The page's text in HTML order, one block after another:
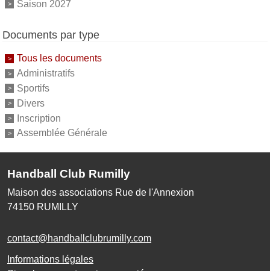
Saison 2027
Documents par type
Tous les documents
Administratifs
Sportifs
Divers
Inscription
Assemblée Générale
Handball Club Rumilly
Maison des associations Rue de l'Annexion
74150 RUMILLY
contact@handballclubrumilly.com
Informations légales